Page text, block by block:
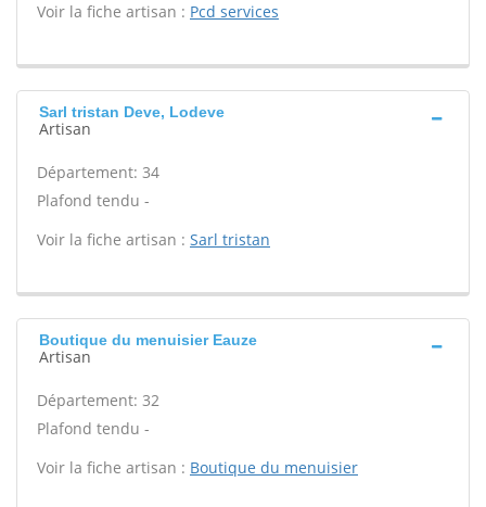
Voir la fiche artisan : Pcd services
Sarl tristan Deve, Lodeve
Artisan
Département: 34
Plafond tendu -
Voir la fiche artisan : Sarl tristan
Boutique du menuisier Eauze
Artisan
Département: 32
Plafond tendu -
Voir la fiche artisan : Boutique du menuisier